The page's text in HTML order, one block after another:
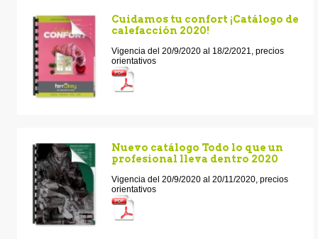
Cuidamos tu confort ¡Catálogo de
calefacción 2020!
Vigencia del 20/9/2020 al 18/2/2021, precios
orientativos
Nuevo catálogo Todo lo que un
profesional lleva dentro 2020
Vigencia del 20/9/2020 al 20/11/2020, precios
orientativos